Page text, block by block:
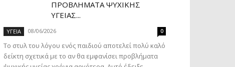
ΠΡΟΒΛΉΜΑΤΑ ΨΥΧΙΚΉΣ
ΥΓΕΊΑΣ...
ΥΓΕΙΑ 08/06/2026 0
Το στυλ του λόγου ενός παιδιού αποτελεί πολύ καλό
δείκτη σχετικά με το αν θα εμφανίσει προβλήματα